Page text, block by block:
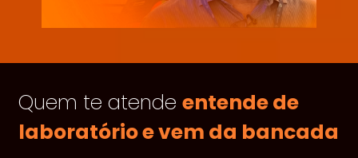
Quem te atende entende de
laboratório e vem da bancada